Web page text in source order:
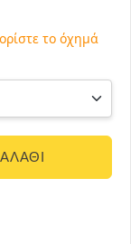
το όχημά